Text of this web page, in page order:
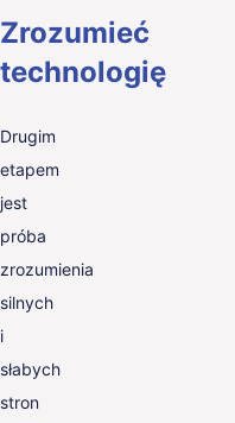
Zrozumieć
technologię
Drugim
etapem
jest
próba
zrozumienia
silnych
i
słabych
stron